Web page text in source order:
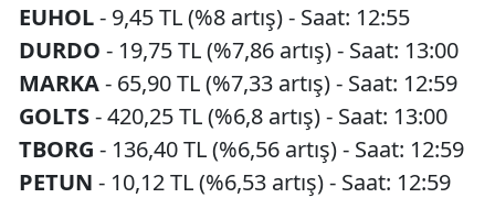
EUHOL- 9,45 TL (%8 artış) - Saat: 12:55
DURDO - 19,75 TL (%7,86 artış) - Saat: 13:00
MARKA- 65,90 TL (%7,33 artış) - Saat: 12:59
GOLTS- 420,25 TL (%6,8 artış) - Saat: 13:00
TBORG - 136,40 TL (%6,56 artış) - Saat: 12:59
PETUN - 10,12 TL (%6,53 artış) - Saat: 12:59